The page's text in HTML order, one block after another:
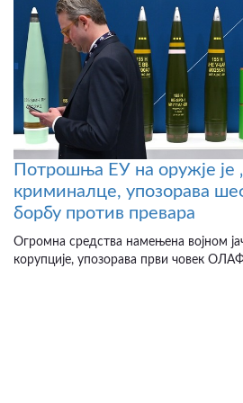
Потрошња ЕУ на оружје је
криминалце, упозорава
борбу против превара
Огромна средства намењена војном
корупције, упозорава први човек